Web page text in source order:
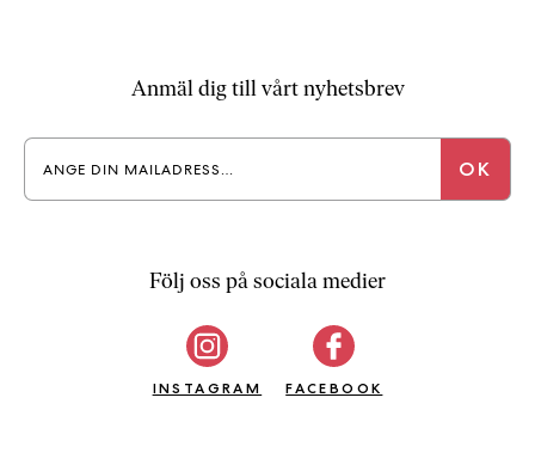
Anmäl dig till vårt nyhetsbrev
Följ oss på sociala medier
INSTAGRAM FACEBOOK